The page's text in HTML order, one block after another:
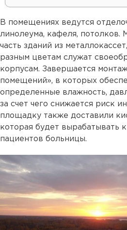
В помещениях ведутся
линолеума, кафеля, потолков.
часть зданий из
разным цветам служат
корпусам. Завершается
помещений», в которых
определенные влажность,
за счет чего снижается риск
площадку также доставили
которая будет вырабатывать
пациентов больницы.